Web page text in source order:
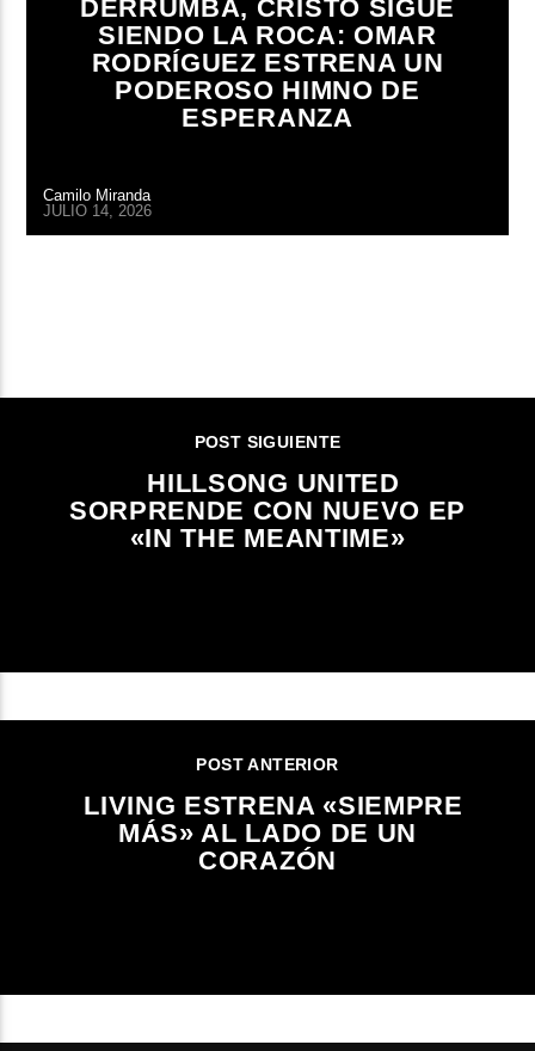
DERRUMBA, CRISTO SIGUE
SIENDO LA ROCA: OMAR
RODRÍGUEZ ESTRENA UN
PODEROSO HIMNO DE
ESPERANZA
Camilo Miranda
JULIO 14, 2026
POST SIGUIENTE
HILLSONG UNITED
SORPRENDE CON NUEVO EP
«IN THE MEANTIME»
POST ANTERIOR
LIVING ESTRENA «SIEMPRE
MÁS» AL LADO DE UN
CORAZÓN